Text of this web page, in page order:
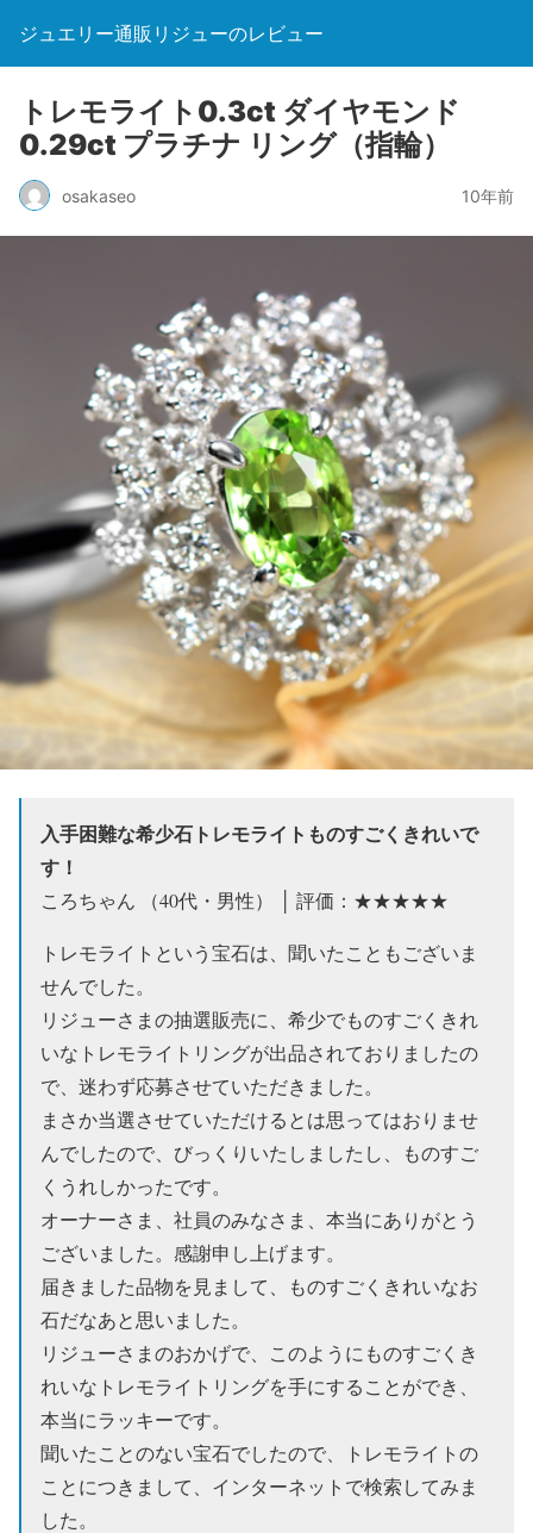
ジュエリー通販リジューのレビュー
トレモライト0.3ct ダイヤモンド
0.29ct プラチナ リング（指輪）
osakaseo 10年前
入手困難な希少石トレモライトものすごくきれいで
す！
ころちゃん （40代・男性） │ 評価：★★★★★
トレモライトという宝石は、聞いたこともございま
せんでした。
リジューさまの抽選販売に、希少でものすごくきれ
いなトレモライトリングが出品されておりましたの
で、迷わず応募させていただきました。
まさか当選させていただけるとは思ってはおりませ
んでしたので、びっくりいたしましたし、ものすご
くうれしかったです。
オーナーさま、社員のみなさま、本当にありがとう
ございました。感謝申し上げます。
届きました品物を見まして、ものすごくきれいなお
石だなあと思いました。
リジューさまのおかげで、このようにものすごくき
れいなトレモライトリングを手にすることができ、
本当にラッキーです。
聞いたことのない宝石でしたので、トレモライトの
ことにつきまして、インターネットで検索してみま
した。